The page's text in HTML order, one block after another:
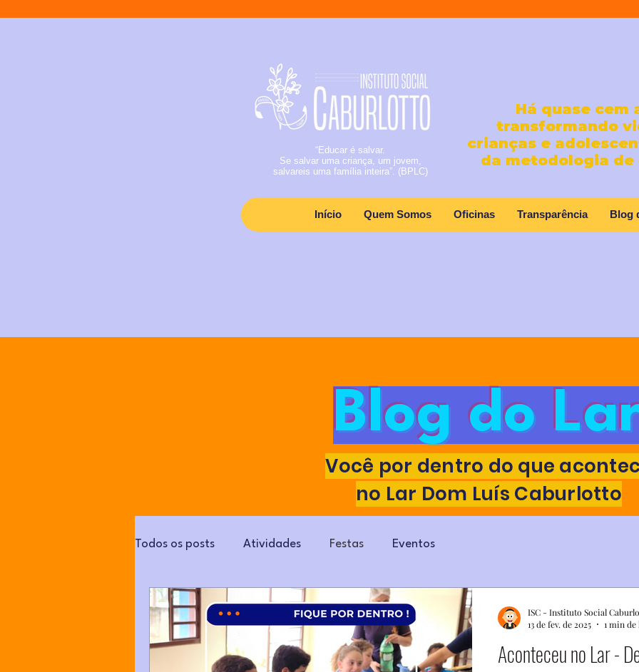
“Educar é salvar.
Se salvar uma criança, um jovem,
salvareis uma família inteira”. (BPLC)
Há quase cem
transformando
crianças e
da metodologia de
Início Quem Somos Oficinas Transparência Blog
Blog do
Você por dentro do que
no Lar Dom Luís Caburlotto
Todos os posts Atividades Festas Eventos
Aconteceu no Lar -
ISC - Instituto Social
13 de fev. de 2025
1 min